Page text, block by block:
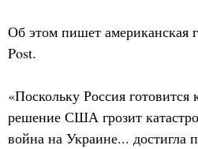
Об этом пишет американская
Post.
«Поскольку Россия
решение США грозит
война на Украине... достигла